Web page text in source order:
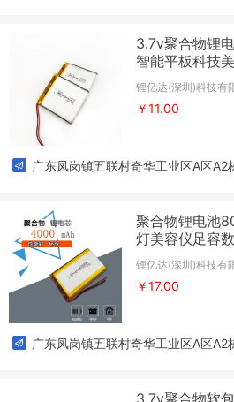
3.7v聚合物锂
智能平板科技
锂亿达(深圳)科技有
￥11.00
广东凤岗镇五联村奇华工业区A区A2
聚合物锂电池
灯美容仪足容
锂亿达(深圳)科技有
￥17.00
广东凤岗镇五联村奇华工业区A区A2